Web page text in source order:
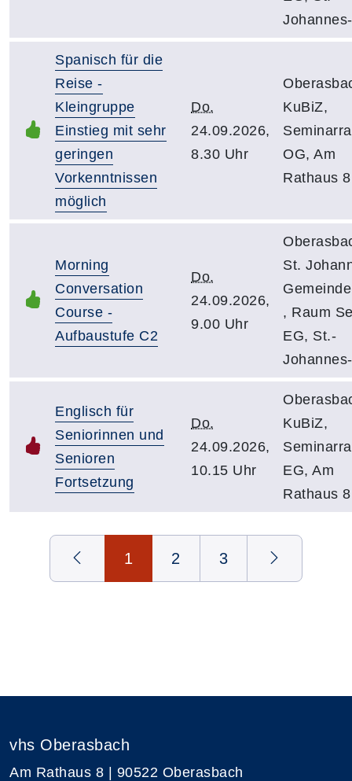
Spanisch für die
Reise -
Kleingruppe
Einstieg mit sehr
geringen
Vorkenntnissen
möglich
Do.
24.09.2026,
8.30 Uhr
KuBiZ,
OG, Am
Rathaus 8
Morning
Conversation
Course -
Aufbaustufe C2
Do.
24.09.2026,
9.00 Uhr
St.
, Raum
EG, St.-
Englisch für
Seniorinnen und
Senioren
Fortsetzung
Do.
24.09.2026,
10.15 Uhr
KuBiZ,
EG, Am
Rathaus 8
1 2 3
vhs Oberasbach
Am Rathaus 8 | 90522 Oberasbach